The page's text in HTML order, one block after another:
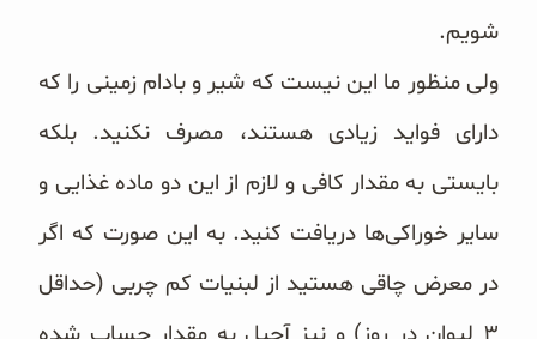
شویم.
ولی منظور ما این نیست که شیر و بادام زمینی را که
دارای فواید زیادی هستند، مصرف نکنید. بلکه
بایستی به مقدار کافی و لازم از این دو ماده غذایی و
سایر خوراکی‌ها دریافت کنید. به این صورت که اگر
در معرض چاقی هستید از لبنیات کم چربی (حداقل